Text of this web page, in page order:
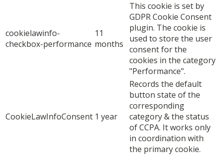
cookielawinfo-
checkbox-performance
11
months
This cookie is set by
GDPR Cookie Consent
plugin. The cookie is
used to store the user
consent for the
cookies in the category
"Performance".
CookieLawInfoConsent 1 year
Records the default
button state of the
corresponding
category & the status
of CCPA. It works only
in coordination with
the primary cookie.